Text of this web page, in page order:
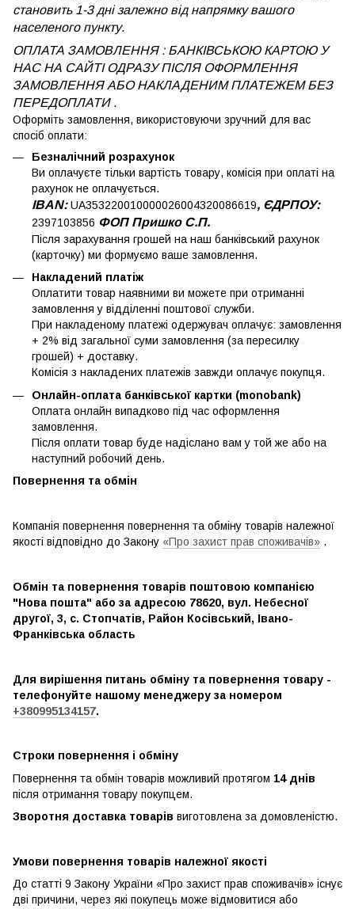
становить 1-3 дні залежно від напрямку вашого
населеного пункту.
ОПЛАТА ЗАМОВЛЕННЯ : БАНКІВСЬКОЮ КАРТОЮ У
НАС НА САЙТІ ОДРАЗУ ПІСЛЯ ОФОРМЛЕННЯ
ЗАМОВЛЕННЯ АБО НАКЛАДЕНИМ ПЛАТЕЖЕМБЕЗ
ПЕРЕДОПЛАТИ .
Оформіть замовлення, використовуючи зручний для вас
спосіб оплати:
Безналічний розрахунок
Ви оплачуєте тільки вартість товару, комісія при оплаті на
рахунок не оплачується.
IBAN:UA353220010000026004320086619, ЄДРПОУ:
2397103856 ФОП Пришко С.П.
Після зарахування грошей на наш банківський рахунок
(карточку) ми формуємо ваше замовлення.
Накладений платіж
Оплатити товар наявними ви можете при отриманні
замовлення у відділенні поштової служби.
При накладеному платежі одержувач оплачує: замовлення
+ 2% від загальної суми замовлення (за пересилку
грошей) + доставку.
Комісія з накладених платежів завжди оплачує покупця.
Онлайн-оплата банківської картки (monobank)
Оплата онлайн випадково під час оформлення
замовлення.
Після оплати товар буде надіслано вам у той же або на
наступний робочий день.
Повернення та обмін
Компанія повернення повернення та обміну товарів належної
якості відповідно до Закону «Про захист прав споживачів» .
Обмін та повернення товарів поштовою компанією
"Нова пошта" або за адресою 78620, вул. Небесної
другої, 3, с. Стопчатів, Район Косівський, Івано-
Франківська область
Для вирішення питань обміну та повернення товару -
телефонуйте нашому менеджеру за номером
+380995134157.
Строки повернення і обміну
Повернення та обмін товарів можливий протягом 14 днів
після отримання товару покупцем.
Зворотня доставка товарів виготовлена ​​за домовленістю.
Умови повернення товарів належної якості
До статті 9 Закону України «Про захист прав споживачів» існує
дві причини, через які покупець може відмовитися або